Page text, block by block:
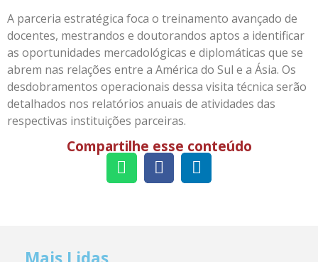
A parceria estratégica foca o treinamento avançado de
docentes, mestrandos e doutorandos aptos a identificar
as oportunidades mercadológicas e diplomáticas que se
abrem nas relações entre a América do Sul e a Ásia. Os
desdobramentos operacionais dessa visita técnica serão
detalhados nos relatórios anuais de atividades das
respectivas instituições parceiras.
Compartilhe esse conteúdo